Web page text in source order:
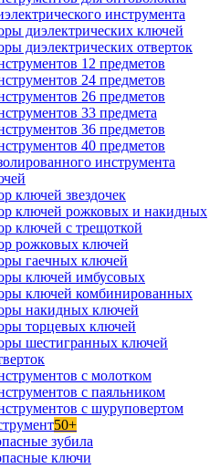
инструмента
диэлектрических ключей
диэлектрических отверток
12 предметов
24 предметов
26 предметов
33 предмета
36 предметов
40 предметов
инструмента
ключей звездочек
ключей рожковых и накидных
ключей с трещоткой
рожковых ключей
гаечных ключей
ключей имбусовых
ключей комбинированных
накидных ключей
торцевых ключей
шестигранных ключей
с молотком
с паяльником
с шуруповертом
50+
зубила
ключи